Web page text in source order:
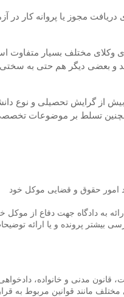
مجوز یا پروانه کار در
مختلف بسیار متفاوت
بعضی دیگر هم حتی به سختی
از گرایش تحصیلی و نوع
همچنین تسلط بر موضوعات
امور حقوق و قضایی موکل خود
به دادگاه جهت دفاع از موکل
پرونده و یا ارائه
مدنی و خانواده،
مانند قوانین مربوط به